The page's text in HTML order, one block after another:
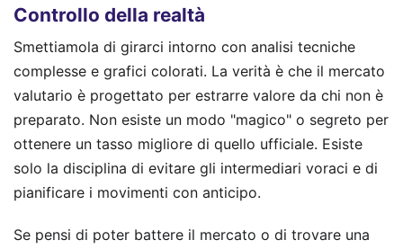
Controllo della realtà
Smettiamola di girarci intorno con analisi tecniche
complesse e grafici colorati. La verità è che il mercato
valutario è progettato per estrarre valore da chi non è
preparato. Non esiste un modo "magico" o segreto per
ottenere un tasso migliore di quello ufficiale. Esiste
solo la disciplina di evitare gli intermediari voraci e di
pianificare i movimenti con anticipo.
Se pensi di poter battere il mercato o di trovare una